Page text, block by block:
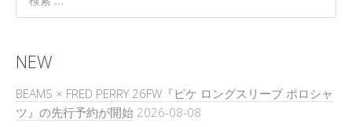
NEW
BEAMS × FRED PERRY 26FW『ピケ ロングスリーブ ポロシャ
ツ』の先行予約が開始 2026-08-08